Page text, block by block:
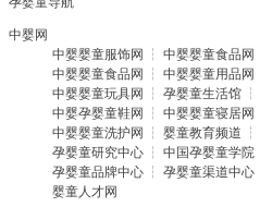
中婴网
中婴婴童服饰网
┆ 中婴婴童食品网
中婴婴童食品网
┆ 中婴婴童用品网
中婴婴童玩具网
┆ 孕婴童生活馆 ┆
中婴孕婴童鞋网
┆ 中婴婴童寝居网
中婴婴童洗护网
┆ 婴童教育频道 ┆
孕婴童研究中心 ┆ 中国孕婴童学院
孕婴童品牌中心 ┆ 孕婴童渠道中心
婴童人才网